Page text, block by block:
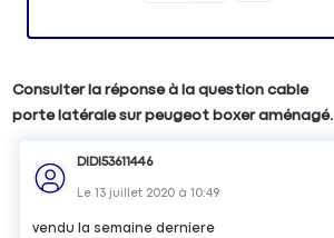
Consulter la réponse à la question cable
porte latérale sur peugeot boxer aménagé.
DIDI53611446
Le13 juillet 2020 à10:49
vendu la semaine derniere